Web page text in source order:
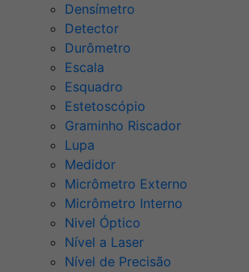
Densímetro
Detector
Durômetro
Escala
Esquadro
Estetoscópio
Graminho Riscador
Lupa
Medidor
Micrômetro Externo
Micrômetro Interno
Nivel Óptico
Nível a Laser
Nível de Precisão